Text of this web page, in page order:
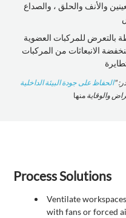
والأنف والحلق ، والصداع
بالتعرض للمركبات العضوية
الانبعاثات من المركبات
"
والوقاية منها
Process Solutions
Ventilate
with fans or forced